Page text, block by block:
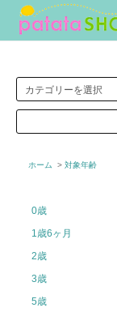
ホーム > 対象年齢
0歳
1歳6ヶ月
2歳
3歳
5歳